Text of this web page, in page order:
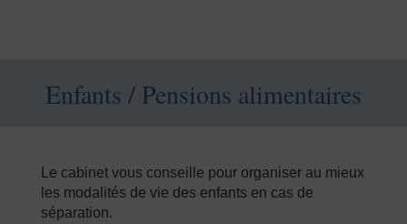
Enfants / Pensions alimentaires
Le cabinet vous conseille pour organiser au mieux
les modalités de vie des enfants en cas de
séparation.